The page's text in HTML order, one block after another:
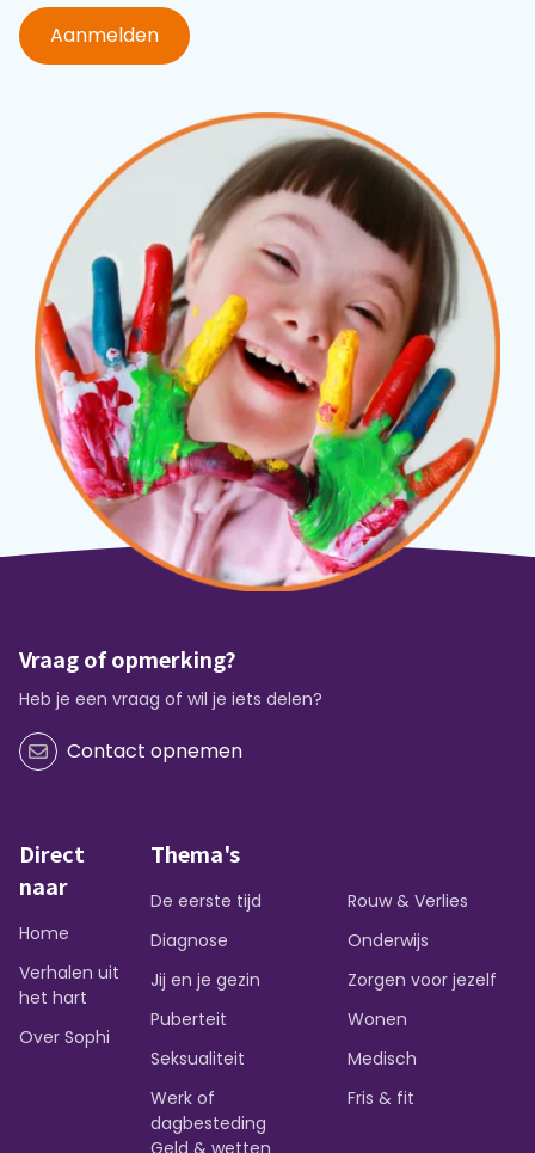
Aanmelden
Vraag of opmerking?
Heb je een vraag of wil je iets delen?
Contact opnemen
Direct
naar
Home
Verhalen uit
het hart
Over Sophi
Thema's
De eerste tijd
Diagnose
Jij en je gezin
Puberteit
Seksualiteit
Werk of
dagbesteding
Rouw & Verlies
Onderwijs
Zorgen voor jezelf
Wonen
Medisch
Fris & fit